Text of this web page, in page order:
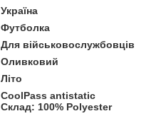
Україна
Футболка
Для військовослужбовців
Оливковий
Літо
CoolPass antistatic
Склад: 100% Polyester